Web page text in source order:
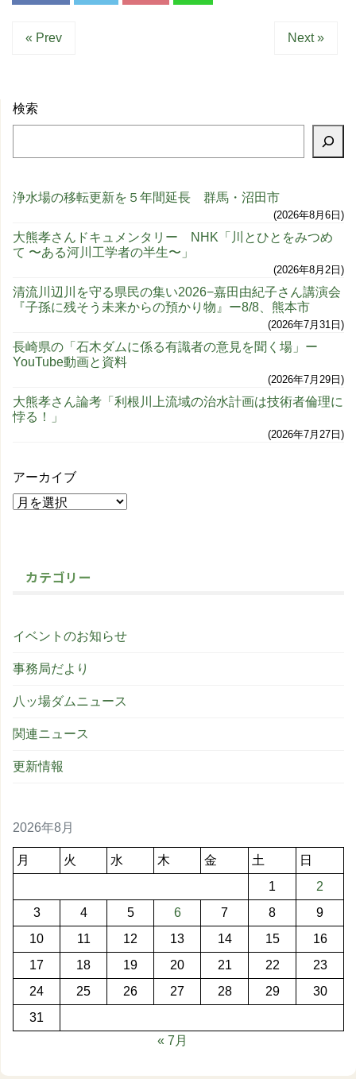
« Prev Next »
検索
浄水場の移転更新を５年間延長 群馬・沼田市
2026年8月6日
大熊孝さんドキュメンタリー NHK「川とひとをみつめ
て 〜ある河川工学者の半生〜」
2026年8月2日
清流川辺川を守る県民の集い2026−嘉田由紀子さん講演会
『子孫に残そう未来からの預かり物』ー8/8、熊本市
2026年7月31日
長崎県の「石木ダムに係る有識者の意見を聞く場」ー
YouTube動画と資料
2026年7月29日
大熊孝さん論考「利根川上流域の治水計画は技術者倫理に
悖る！」
2026年7月27日
アーカイブ
カテゴリー
イベントのお知らせ
事務局だより
八ッ場ダムニュース
関連ニュース
更新情報
2026年8月
月 火 水 木 金 土
日
1
2
3
4 5 6 7 8
9
10
11 12 13 14 15
16
17
18 19 20 21 22
23
24
25 26 27 28 29
30
31
« 7月